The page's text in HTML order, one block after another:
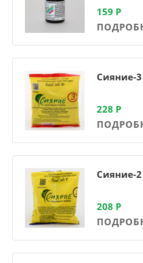
159 Р
Сияние-3
228 Р
Сияние-2
208 Р